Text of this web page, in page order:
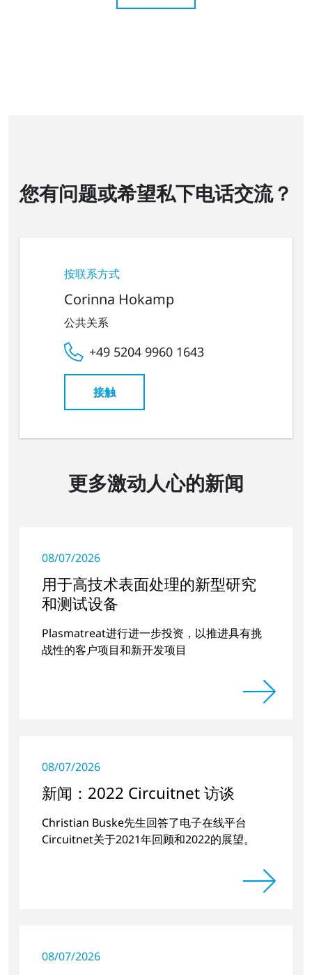
您有问题或希望私下电话交流？
按联系方式
Corinna Hokamp
公共关系
+49 5204 9960 1643
接触
更多激动人心的新闻
08/07/2026
用于高技术表面处理的新型研究
和测试设备
Plasmatreat进行进一步投资，以推进具有挑
战性的客户项目和新开发项目
08/07/2026
新闻：2022 Circuitnet 访谈
Christian Buske先生回答了电子在线平台
Circuitnet关于2021年回顾和2022的展望。
08/07/2026